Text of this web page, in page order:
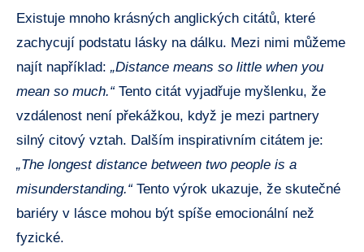
Existuje mnoho krásných anglických citátů, které
zachycují podstatu lásky na dálku. Mezi nimi můžeme
najít například: „Distance means so little when you
mean so much.“Tento citát vyjadřuje myšlenku, že
vzdálenost není překážkou, když je mezi partnery
silný citový vztah. Dalším inspirativním citátem je:
„The longest distance between two people is a
misunderstanding.“Tento výrok ukazuje, že skutečné
bariéry v lásce mohou být spíše emocionální než
fyzické.